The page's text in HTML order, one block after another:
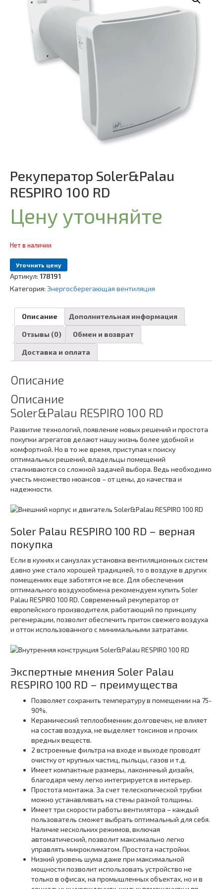
Рекуператор Soler&Palau
RESPIRO 100 RD
Цену уточняйте
Нет в наличии
Уточнить цену
Артикул: 178191
Категория: Энергосберегающая вентиляция
Описание Дополнительная информация
Отзывы (0) Обмен и возврат
Доставка и оплата
Описание
Описание
Soler&Palau RESPIRO 100 RD
Развитие технологий, появление новых решений и простота
покупки агрегатов делают нашу жизнь более удобной и
комфортной. Но в то же время, приступая к поиску
оптимальных решений, владельцы помещений
сталкиваются со сложной задачей выбора. Ведь необходимо
учесть множество нюансов – от цены, до качества и
надежности.
Soler Palau RESPIRO 100 RD – верная
покупка
Если в кухнях и санузлах установка вентиляционных систем
давно уже стало хорошей традицией, то о воздухе в других
помещениях еще заботятся не все. Для обеспечения
оптимального воздухообмена рекомендуем купить Soler
Palau RESPIRO 100 RD. Современный рекуператор от
европейского производителя, работающий по принципу
регенерации, позволит обеспечить приток свежего воздуха
и отток использованного с минимальными затратами.
Экспертные мнения Soler Palau
RESPIRO 100 RD – преимущества
Позволяет сохранить температуру в помещении на 75-
90%.
Керамический теплообменник долговечен, не влияет
на состав воздуха, не выделяет токсинов и прочих
вредных веществ.
2 встроенные фильтра на входе и выходе проводят
очистку от крупных частиц, пыльцы, газов и т.д.
Имеет компактные размеры, лаконичный дизайн,
благодаря чему легко интегрируется в интерьер.
Простота монтажа. За счет телескопической трубки
можно устанавливать на стены разной толщины.
Имеет три скорости работы вентилятора – каждый
пользователь сможет выбрать оптимальный для себя.
Наличие нескольких режимов, включая
автоматический, позволит максимально легко
управлять микроклиматом. Простота настройки.
Низкий уровень шума даже при максимальной
мощности позволит использовать устройство не
только в офисах, на промышленных объектах, но и в